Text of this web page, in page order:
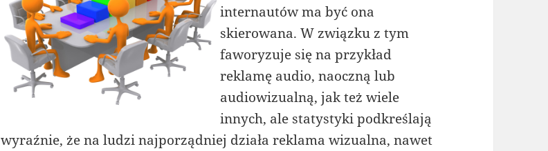
internautów ma być ona
skierowana. W związku z tym
faworyzuje się na przykład
reklamę audio, naoczną lub
audiowizualną, jak też wiele
innych, ale statystyki podkreślają
wyraźnie, że na ludzi najporządniej działa reklama wizualna, nawet